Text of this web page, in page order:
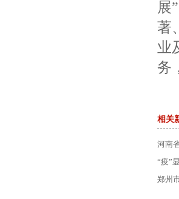
展
著
业
务
相关
河南
“疫”
郑州